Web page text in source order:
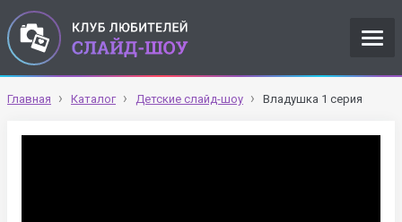
Главная Каталог Детские слайд-шоу Владушка 1 серия